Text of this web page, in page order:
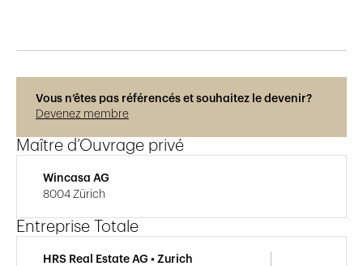
Vous n’êtes pas référencés et souhaitez le devenir?
Devenez membre
Maître d’Ouvrage privé
Wincasa AG
8004 Zürich
Entreprise Totale
HRS Real Estate AG • Zurich